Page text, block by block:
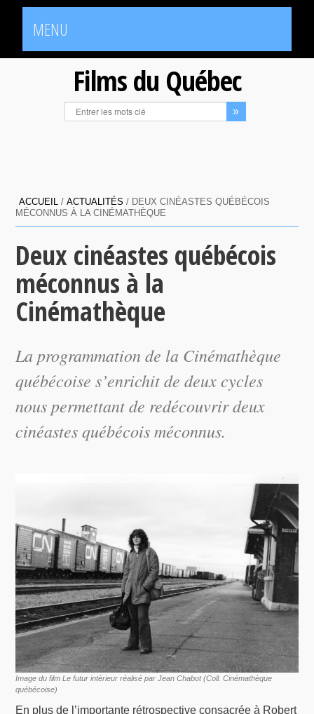
MENU
Films du Québec
ACCUEIL /ACTUALITÉS / DEUX CINÉASTES QUÉBÉCOIS
MÉCONNUS À LA CINÉMATHÈQUE
Deux cinéastes québécois
méconnus à la
Cinémathèque
La programmation de la Cinémathèque
québécoise s’enrichit de deux cycles
nous permettant de redécouvrir deux
cinéastes québécois méconnus.
Image du film Le futur intérieur réalisé par Jean Chabot (Coll. Cinémathèque
québécoise)
En plus de l’importante rétrospective consacrée à Robert